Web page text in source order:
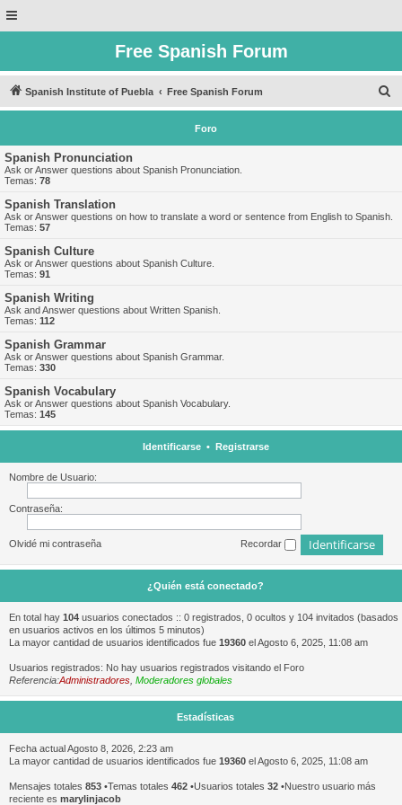
Free Spanish Forum
Spanish Institute of Puebla Free Spanish Forum
u
Foro
Spanish Pronunciation
Ask or Answer questions about Spanish Pronunciation.
Temas: 78
Spanish Translation
Ask or Answer questions on how to translate a word or sentence from English to Spanish.
Temas: 57
Spanish Culture
Ask or Answer questions about Spanish Culture.
Temas: 91
Spanish Writing
Ask and Answer questions about Written Spanish.
Temas: 112
Spanish Grammar
Ask or Answer questions about Spanish Grammar.
Temas: 330
Spanish Vocabulary
Ask or Answer questions about Spanish Vocabulary.
Temas: 145
Identificarse• Registrarse
Nombre de Usuario:
Contraseña:
Olvidé mi contraseña Recordar
¿Quién está conectado?
En total hay 104 usuarios conectados :: 0 registrados, 0 ocultos y 104 invitados (basados
en usuarios activos en los últimos 5 minutos)
La mayor cantidad de usuarios identificados fue 19360 el Agosto 6, 2025, 11:08 am
Usuarios registrados: No hay usuarios registrados visitando el Foro
Referencia:Administradores Moderadores globales
Estadísticas
Fecha actual Agosto 8, 2026, 2:23 am
La mayor cantidad de usuarios identificados fue 19360 el Agosto 6, 2025, 11:08 am
Mensajes totales 853 •Temas totales 462 •Usuarios totales 32 •Nuestro usuario más
reciente es marylinjacob